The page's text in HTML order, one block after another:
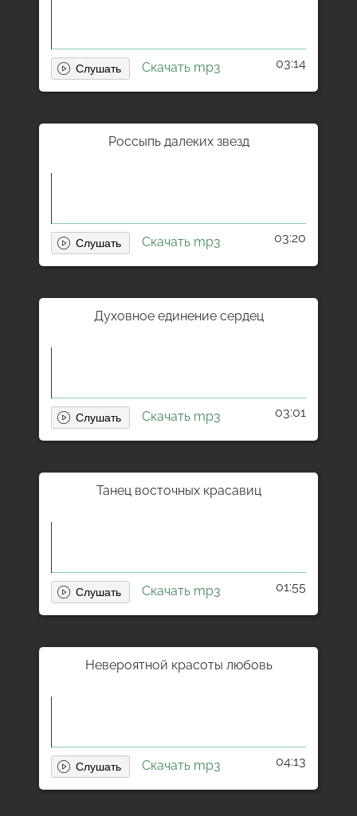
Скачать mp3 03:14
Россыпь далеких звезд
Скачать mp3 03:20
Духовное единение сердец
Скачать mp3 03:01
Танец восточных красавиц
Скачать mp3 01:55
Невероятной красоты любовь
Скачать mp3 04:13